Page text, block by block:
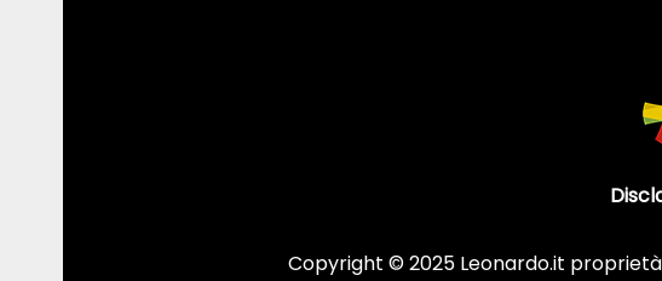
Copyright © 2025 Leonardo.it proprietà